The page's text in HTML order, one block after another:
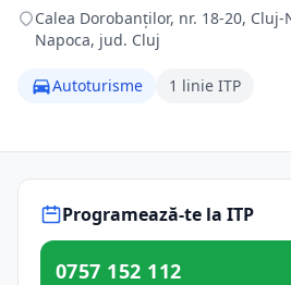
Calea Dorobanților, nr. 18-20,
Napoca, jud. Cluj
Autoturisme 1 linie ITP
Programează-te la ITP
0757 152 112